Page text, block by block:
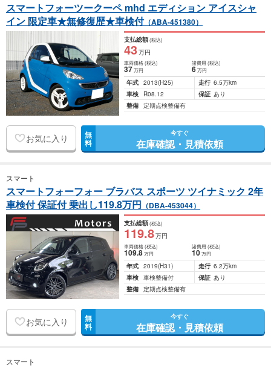
スマートフォーツークーペ mhd エディション アイスシャ
イン 限定車★無修復歴★車検付（ABA-451380）
支払総額(税込)
43万円
車両価格(税込)
37万円
諸費用 (税込)
6 万円
年式 2013(H25) 走行 6.5万km
車検
R08.12 保証 あり
整備 定期点検整備有
お気に入り 無
料
今すぐ
在庫確認・見積依頼
スマート
スマートフォーフォー ブラバス スポーツ ツイナミック 2年
車検付 保証付 乗出し119.8万円 （DBA-453044）
支払総額(税込)
119.8万円
車両価格(税込)
109.8万円
諸費用 (税込)
10 万円
年式 2019(H31) 走行 6.2万km
車検 車検整備付 保証 あり
整備 定期点検整備有
お気に入り 無
料
今すぐ
在庫確認・見積依頼
スマート